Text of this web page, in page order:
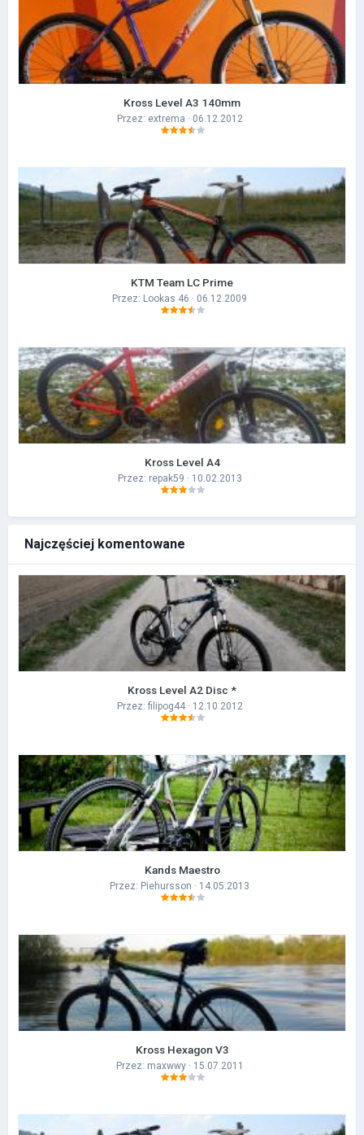
Kross Level A3 140mm
Przez: extrema · 06.12.2012
KTM Team LC Prime
Przez: Lookas 46 · 06.12.2009
Kross Level A4
Przez: repak59 · 10.02.2013
Najczęściej komentowane
Kross Level A2 Disc *
Przez: filipog44· 12.10.2012
Kands Maestro
Przez: Piehursson · 14.05.2013
Kross Hexagon V3
Przez: maxwwy· 15.07.2011